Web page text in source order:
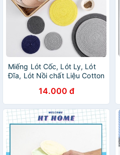
Miếng Lót Cốc, Lót Ly, Lót
Đĩa, Lót Nồi chất Liệu Cotton
Nước Bằng Vải Bện Xinh Xắn
14.000 đ